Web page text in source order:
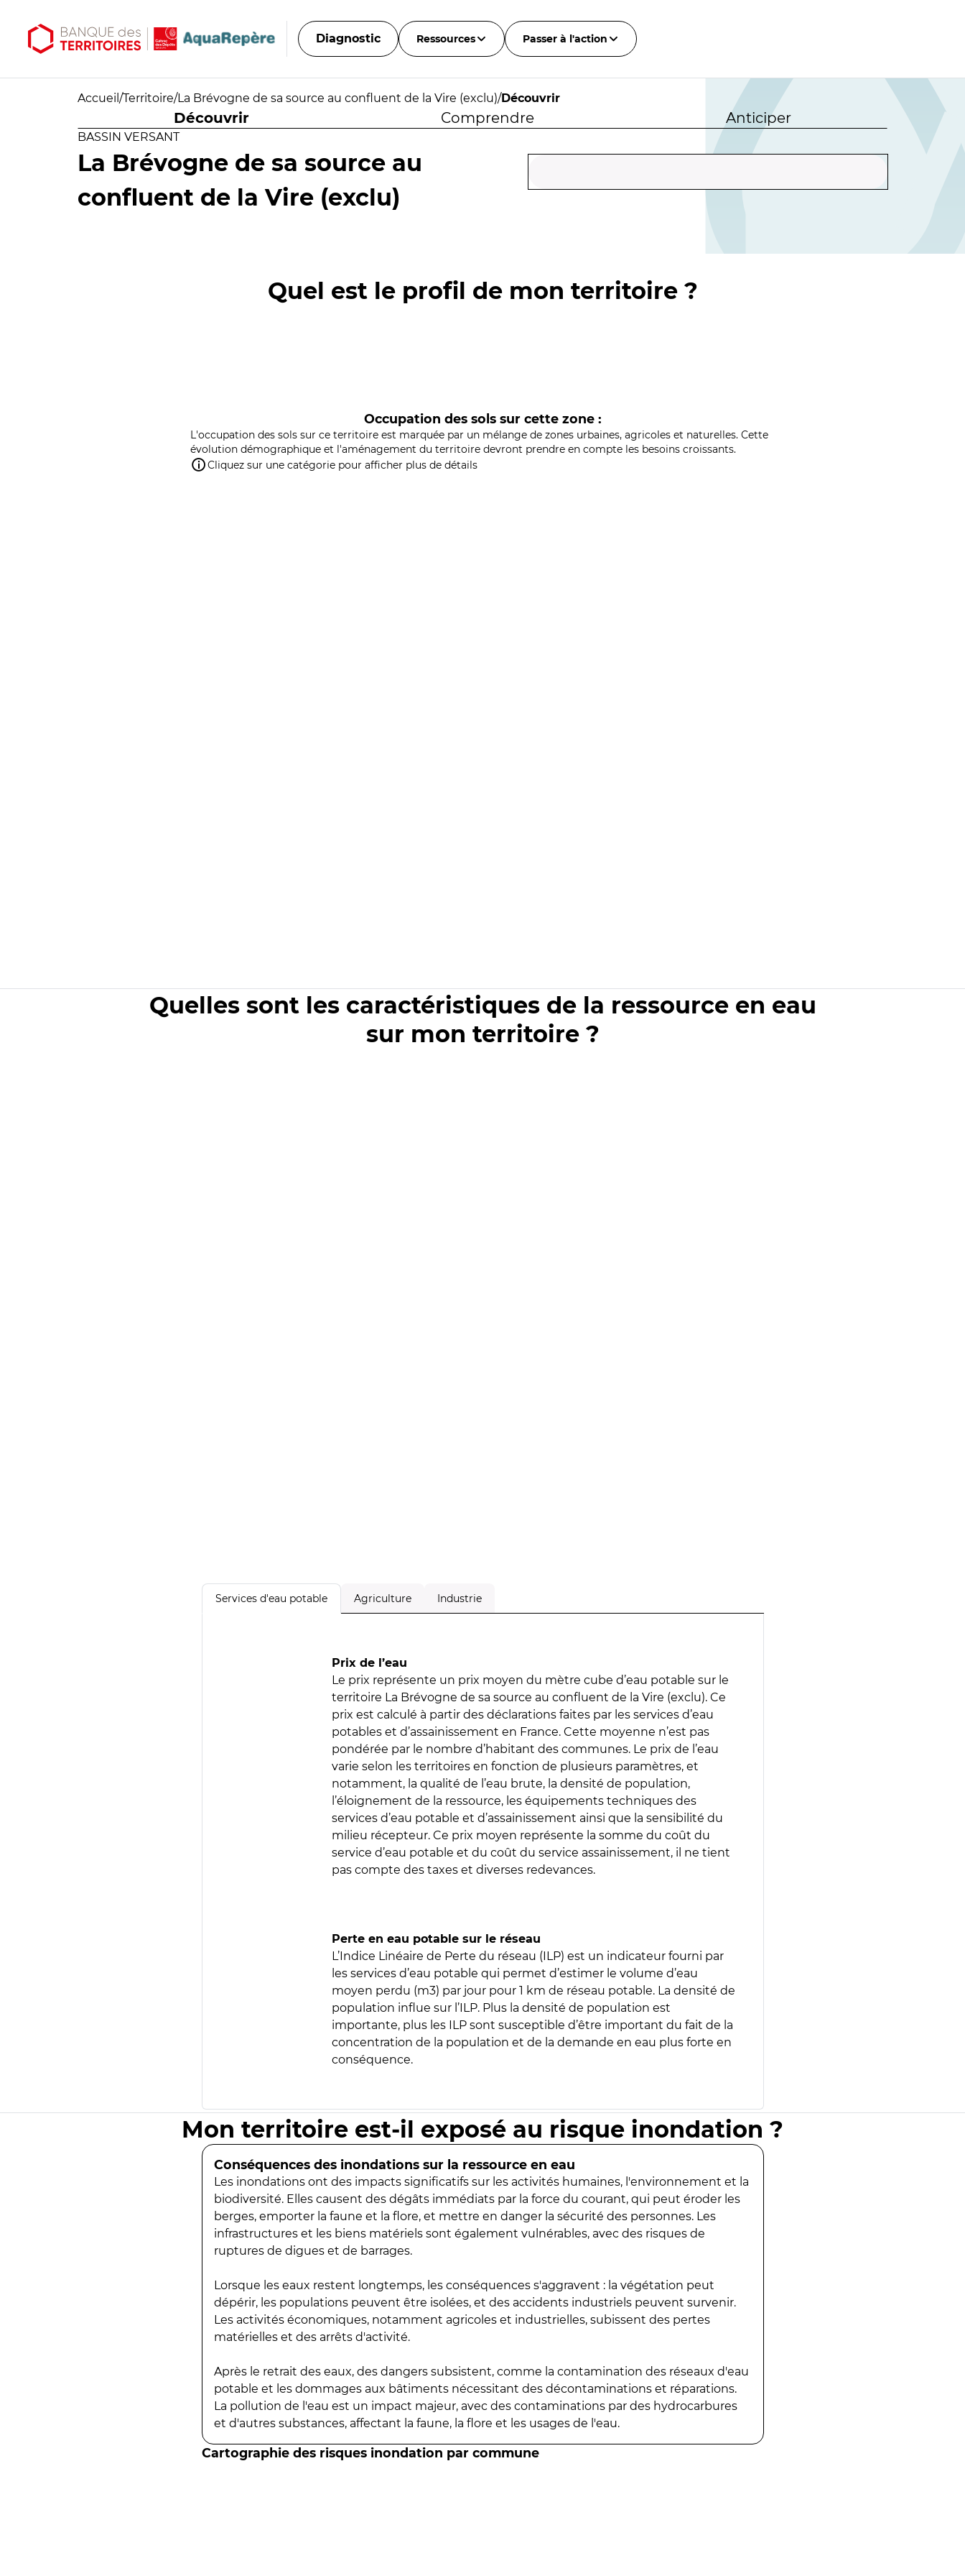
Diagnostic Ressources Passer à l'action
Accueil /Territoire/La Brévogne de sa source au confluent de la Vire (exclu)/Découvrir
Découvrir Comprendre Anticiper
BASSIN VERSANT
La Brévogne de sa source au
confluent de la Vire (exclu)
Quel est le profil de mon territoire ?
Occupation des sols sur cette zone :
L'occupation des sols sur ce territoire est marquée par un mélange de zones urbaines, agricoles et naturelles. Cette
évolution démographique et l'aménagement du territoire devront prendre en compte les besoins croissants.
Cliquez sur une catégorie pour afficher plus de détails
Quelles sont les caractéristiques de la ressource en eau
sur mon territoire ?
Services d'eau potable Agriculture Industrie
Prix de l’eau
Le prix représente un prix moyen du mètre cube d’eau potable sur le
territoire La Brévogne de sa source au confluent de la Vire (exclu). Ce
prix est calculé à partir des déclarations faites par les services d’eau
potables et d’assainissement en France. Cette moyenne n’est pas
pondérée par le nombre d’habitant des communes. Le prix de l’eau
varie selon les territoires en fonction de plusieurs paramètres, et
notamment, la qualité de l’eau brute, la densité de population,
l’éloignement de la ressource, les équipements techniques des
services d’eau potable et d’assainissement ainsi que la sensibilité du
milieu récepteur. Ce prix moyen représente la somme du coût du
service d’eau potable et du coût du service assainissement, il ne tient
pas compte des taxes et diverses redevances.
Perte en eau potable sur le réseau
L’Indice Linéaire de Perte du réseau (ILP) est un indicateur fourni par
les services d’eau potable qui permet d’estimer le volume d’eau
moyen perdu (m3) par jour pour 1 km de réseau potable. La densité de
population influe sur l’ILP. Plus la densité de population est
importante, plus les ILP sont susceptible d’être important du fait de la
concentration de la population et de la demande en eau plus forte en
conséquence.
Mon territoire est-il exposé au risque inondation ?
Conséquences des inondations sur la ressource en eau
Les inondations ont des impacts significatifs sur les activités humaines, l'environnement et la
biodiversité. Elles causent des dégâts immédiats par la force du courant, qui peut éroder les
berges, emporter la faune et la flore, et mettre en danger la sécurité des personnes. Les
infrastructures et les biens matériels sont également vulnérables, avec des risques de
ruptures de digues et de barrages.
Lorsque les eaux restent longtemps, les conséquences s'aggravent : la végétation peut
dépérir, les populations peuvent être isolées, et des accidents industriels peuvent survenir.
Les activités économiques, notamment agricoles et industrielles, subissent des pertes
matérielles et des arrêts d'activité.
Après le retrait des eaux, des dangers subsistent, comme la contamination des réseaux d'eau
potable et les dommages aux bâtiments nécessitant des décontaminations et réparations.
La pollution de l'eau est un impact majeur, avec des contaminations par des hydrocarbures
et d'autres substances, affectant la faune, la flore et les usages de l'eau.
Cartographie des risques inondation par commune